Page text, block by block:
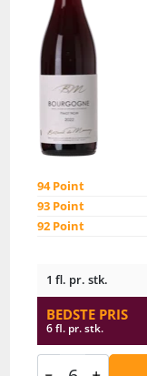
94 Point
93 Point
92 Point
1 fl. pr. stk.
BEDSTE PRIS
6 fl. pr. stk.